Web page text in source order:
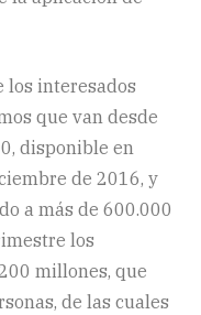
los interesados
que van desde
disponible en
de 2016, y
a más de 600.000
los
millones, que
de las cuales